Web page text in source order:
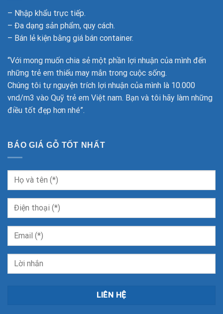
– Nhập khẩu trực tiếp.
– Đa dạng sản phẩm, quy cách.
– Bán lẻ kiện bằng giá bán container.
“Với mong muốn chia sẻ một phần lợi nhuận của mình đến
những trẻ em thiếu may mắn trong cuộc sống.
Chúng tôi tự nguyện trích lợi nhuận của mình là 10.000
vnd/m3 vào Quỹ trẻ em Việt nam. Bạn và tôi hãy làm những
điều tốt đẹp hơn nhé”.
BÁO GIÁ GỖ TỐT NHẤT